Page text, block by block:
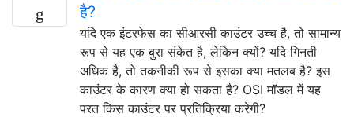
है?
यदि एक इंटरफेस का सीआरसी काउंटर उच्च है, तो सामान्य
रूप से यह एक बुरा संकेत है, लेकिन क्यों? यदि गिनती
अधिक है, तो तकनीकी रूप से इसका क्या मतलब है? इस
काउंटर के कारण क्या हो सकता है? OSI मॉडल में यह
परत किस काउंटर पर प्रतिक्रिया करेगी?